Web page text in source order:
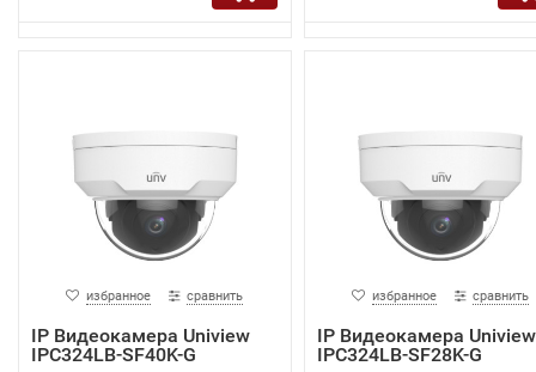
избранное сравнить
IP Видеокамера Uniview
IPC324LB-SF40K-G
избранное сравнить
IP Видеокамера Uniview
IPC324LB-SF28K-G